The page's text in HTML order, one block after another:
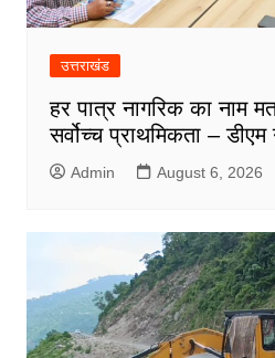
उत्तराखंड
हर पात्र नागरिक का नाम
सर्वोच्च प्राथमिकता – डीएम
Admin August 6, 2026